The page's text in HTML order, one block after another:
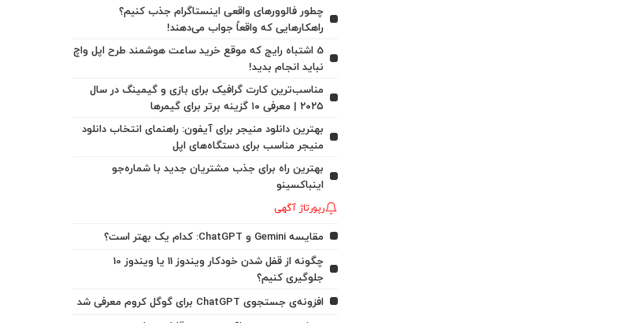
چطور فالوورهای واقعی اینستاگرام جذب کنیم؟
راهکارهایی که واقعاً جواب می‌دهند!
5 اشتباه رایج که موقع خرید ساعت هوشمند طرح اپل واچ
نباید انجام بدید!
مناسب‌ترین کارت گرافیک برای بازی و گیمینگ در سال
۲۰۲۵ | معرفی ۱۰ گزینه برتر برای گیمرها
بهترین دانلود منیجر برای آیفون: راهنمای انتخاب دانلود
منیجر مناسب برای دستگاه‌های اپل
بهترین راه برای جذب مشتریان جدید با شماره‌جو
اینباکسینو
رپورتاژ آگهی
مقایسه Gemini و ChatGPT: کدام یک بهتر است؟
چگونه از قفل شدن خودکار ویندوز 11 یا ویندوز 10
جلوگیری کنیم؟
افزونه‌ی جستجوی ChatGPT برای گوگل کروم معرفی شد